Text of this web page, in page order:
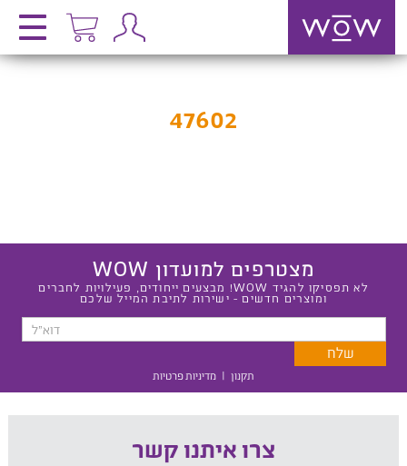
47602
מצטרפים למועדון WOW
לא תפסיקו להגיד WOW! מבצעים ייחודים, פעילויות לחברים
ומוצרים חדשים - ישירות לתיבת המייל שלכם
תקנון | מדיניות פרטיות
צרו איתנו קשר